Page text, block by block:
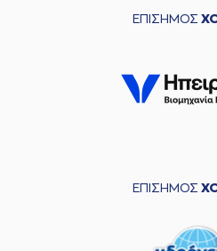
ΕΠΙΣΗΜΟΣ
ΕΠΙΣΗΜΟΣ